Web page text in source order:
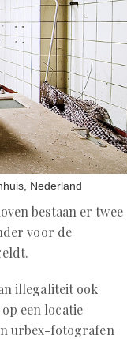
Nederland
bestaan er twee
voor de
illegaliteit ook
een locatie
urbex-fotografen